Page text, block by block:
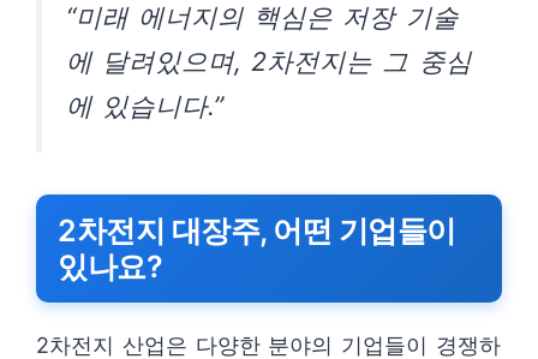
“미래 에너지의 핵심은 저장 기술
에 달려있으며, 2차전지는 그 중심
에 있습니다.”
2차전지 대장주, 어떤 기업들이
있나요?
2차전지 산업은 다양한 분야의 기업들이 경쟁하